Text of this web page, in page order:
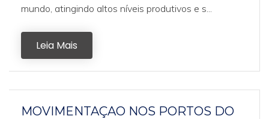
mundo, atingindo altos níveis produtivos e s...
Leia Mais
MOVIMENTAÇAO NOS PORTOS DO